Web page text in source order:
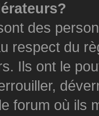
des
respect du
Ils ont le
forum où ils